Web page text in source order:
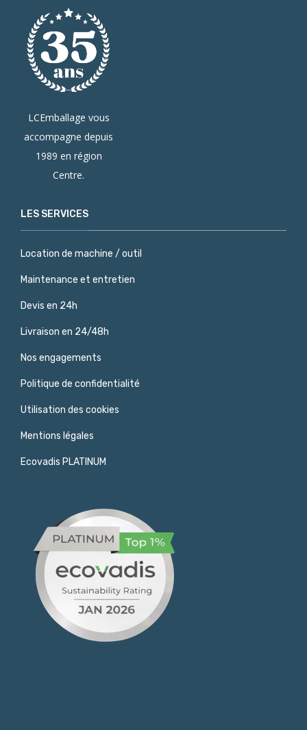
LCEmballage vous
accompagne depuis
1989 en région
Centre.
LES SERVICES
Location de machine / outil
Maintenance et entretien
Devis en 24h
Livraison en 24/48h
Nos engagements
Politique de confidentialité
Utilisation des cookies
Mentions légales
Ecovadis PLATINUM